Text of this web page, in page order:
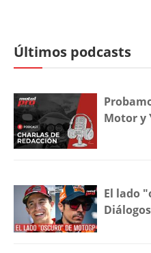
Últimos podcasts
Motor y
El lado